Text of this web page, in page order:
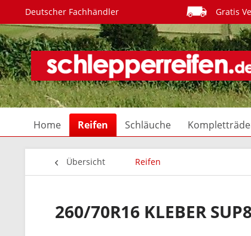
Deutscher Fachhändler Gratis
Home Reifen Schläuche
Übersicht Reifen
260/70R16 KLEBER